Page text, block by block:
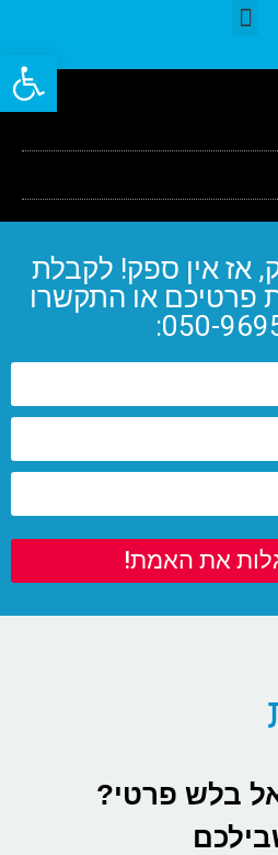
פתח
אז אין ספק! לקבלת
פרטיכם או התקשרו
050-
את האמת!
בלש פרטי?